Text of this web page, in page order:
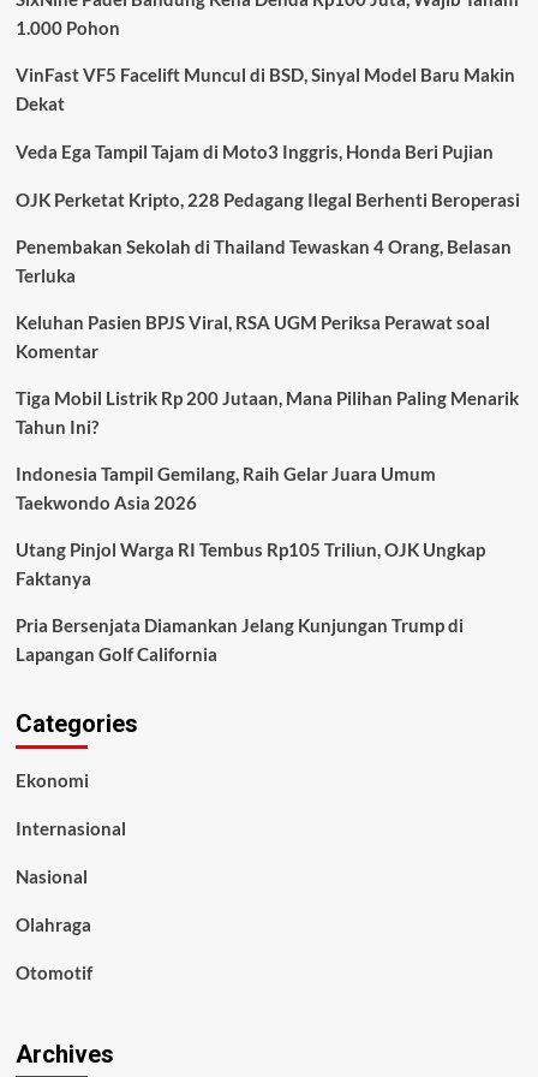
Kian
Diminati,
Irit,
Teknologi
Daya
Utama
1.000 Pohon
VinFast VF5 Facelift Muncul di BSD, Sinyal Model Baru Makin
Dekat
Veda Ega Tampil Tajam di Moto3 Inggris, Honda Beri Pujian
OJK Perketat Kripto, 228 Pedagang Ilegal Berhenti Beroperasi
Penembakan Sekolah di Thailand Tewaskan 4 Orang, Belasan
Terluka
Keluhan Pasien BPJS Viral, RSA UGM Periksa Perawat soal
Komentar
Tiga Mobil Listrik Rp 200 Jutaan, Mana Pilihan Paling Menarik
Tahun Ini?
Indonesia Tampil Gemilang, Raih Gelar Juara Umum
Taekwondo Asia 2026
Utang Pinjol Warga RI Tembus Rp105 Triliun, OJK Ungkap
Faktanya
Pria Bersenjata Diamankan Jelang Kunjungan Trump di
Lapangan Golf California
Categories
Ekonomi
Internasional
Nasional
Olahraga
Otomotif
Archives